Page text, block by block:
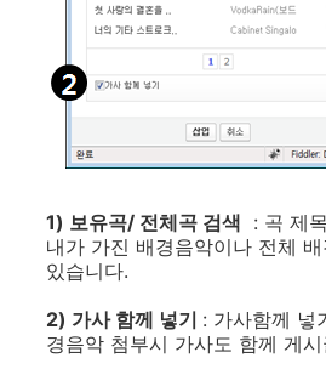
1) 보유곡/ 전체곡 검색 : 곡 제
내가 가진 배경음악이나 전체
있습니다.
2) 가사 함께 넣기 : 가사함께 넣
경음악 첨부시 가사도 함께 게